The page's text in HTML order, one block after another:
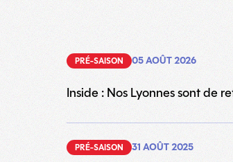
PRÉ-SAISON 05 AOÛT 2026
Inside : Nos Lyonnes sont de
PRÉ-SAISON 31 AOÛT 2025